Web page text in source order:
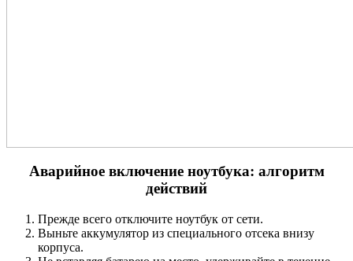
Аварийное включение ноутбука: алгоритм
действий
Прежде всего отключите ноутбук от сети.
Выньте аккумулятор из специального отсека внизу
корпуса.